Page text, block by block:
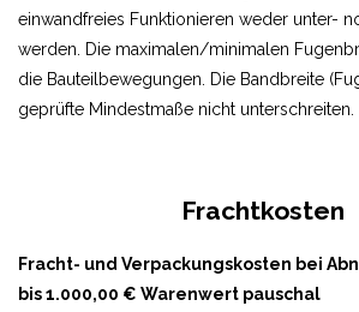
einwandfreies Funktionieren weder unter-
werden. Die maximalen/minimalen
die Bauteilbewegungen. Die Bandbreite
geprüfte Mindestmaße nicht unterschreiten.
Frachtkosten
Fracht- und Verpackungskosten bei
bis 1.000,00 € Warenwert pauschal